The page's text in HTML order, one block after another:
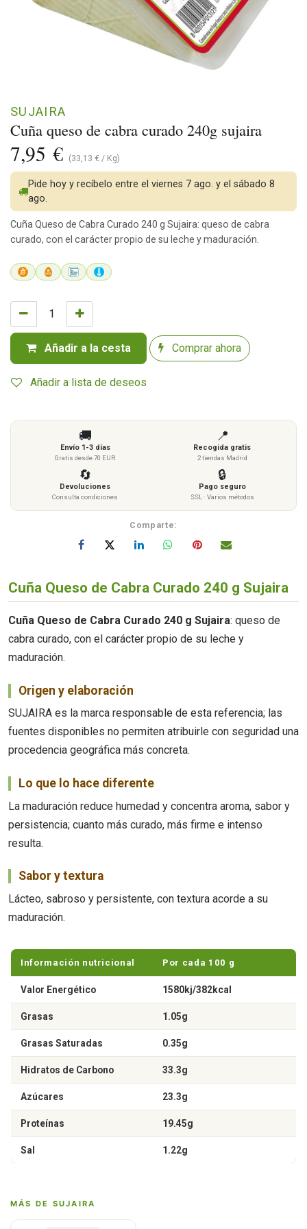
Cuña queso de cabra curado 240g sujaira
SUJAIRA
7,95 € (33,13 € / Kg)
Añadir a la cesta Comprar ahora
Añadir a lista de deseos
Pide hoy y recíbelo entre el viernes 7 ago. y el sábado 8
ago.
Cuña Queso de Cabra Curado 240 g Sujaira: queso de cabra
curado, con el carácter propio de su leche y maduración.
🚚
Envío 1-3 días
Gratis desde 70 EUR
📍
Recogida gratis
2 tiendas Madrid
🔄
Devoluciones
Consulta condiciones
🔒
Pago seguro
SSL · Varios métodos
Comparte:
Cuña Queso de Cabra Curado 240 g Sujaira
Cuña Queso de Cabra Curado 240 g Sujaira: queso de
cabra curado, con el carácter propio de su leche y
maduración.
Origen y elaboración
SUJAIRA es la marca responsable de esta referencia; las
fuentes disponibles no permiten atribuirle con seguridad una
procedencia geográfica más concreta.
Lo que lo hace diferente
La maduración reduce humedad y concentra aroma, sabor y
persistencia; cuanto más curado, más firme e intenso
resulta.
Sabor y textura
Lácteo, sabroso y persistente, con textura acorde a su
maduración.
Información nutricional Por cada 100 g
Valor Energético 1580kj/382kcal
Grasas 1.05g
Grasas Saturadas 0.35g
Hidratos de Carbono 33.3g
Azúcares 23.3g
Proteínas 19.45g
Sal 1.22g
MÁS DE SUJAIRA